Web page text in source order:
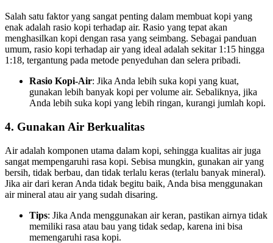
Salah satu faktor yang sangat penting dalam membuat kopi yang
enak adalah rasio kopi terhadap air. Rasio yang tepat akan
menghasilkan kopi dengan rasa yang seimbang. Sebagai panduan
umum, rasio kopi terhadap air yang ideal adalah sekitar 1:15 hingga
1:18, tergantung pada metode penyeduhan dan selera pribadi.
Rasio Kopi-Air: Jika Anda lebih suka kopi yang kuat,
gunakan lebih banyak kopi per volume air. Sebaliknya, jika
Anda lebih suka kopi yang lebih ringan, kurangi jumlah kopi.
4. Gunakan Air Berkualitas
Air adalah komponen utama dalam kopi, sehingga kualitas air juga
sangat mempengaruhi rasa kopi. Sebisa mungkin, gunakan air yang
bersih, tidak berbau, dan tidak terlalu keras (terlalu banyak mineral).
Jika air dari keran Anda tidak begitu baik, Anda bisa menggunakan
air mineral atau air yang sudah disaring.
Tips: Jika Anda menggunakan air keran, pastikan airnya tidak
memiliki rasa atau bau yang tidak sedap, karena ini bisa
memengaruhi rasa kopi.